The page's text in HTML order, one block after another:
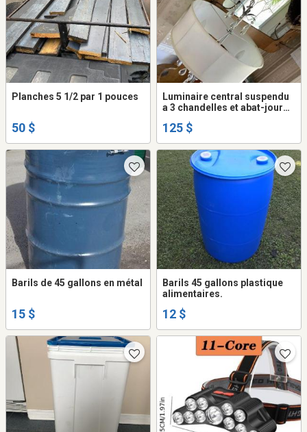
Planches 5 1/2 par 1 pouces
50 $
Luminaire central suspendu
a 3 chandelles et abat-jour
125 $
Barils de 45 gallons en métal
15 $
Barils 45 gallons plastique
alimentaires.
12 $